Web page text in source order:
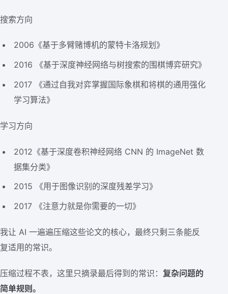
搜索方向
2006《基于多臂赌博机的蒙特卡洛规划》
2016 《基于深度神经网络与树搜索的围棋博弈研究》
2017 《通过自我对弈掌握国际象棋和将棋的通用强化
学习算法》
学习方向
2012《基于深度卷积神经网络 CNN 的 ImageNet 数
据集分类》
2015 《用于图像识别的深度残差学习》
2017 《注意力就是你需要的一切》
我让 AI 一遍遍压缩这些论文的核心，最终只剩三条能反
复适用的常识。
压缩过程不表，这里只摘录最后得到的常识： 复杂问题的
简单规则。